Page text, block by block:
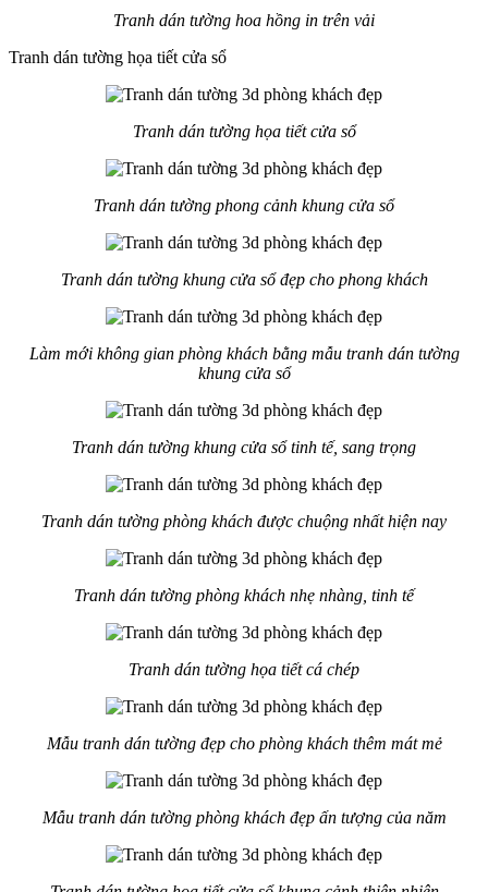
Tranh dán tường hoa hồng in trên vải
Tranh dán tường họa tiết cửa sổ
Tranh dán tường họa tiết cửa sổ
Tranh dán tường phong cảnh khung cửa sổ
Tranh dán tường khung cửa sổ đẹp cho phong khách
Làm mới không gian phòng khách bằng mẫu tranh dán tường
khung cửa sổ
Tranh dán tường khung cửa sổ tinh tế, sang trọng
Tranh dán tường phòng khách được chuộng nhất hiện nay
Tranh dán tường phòng khách nhẹ nhàng, tinh tế
Tranh dán tường họa tiết cá chép
Mẫu tranh dán tường đẹp cho phòng khách thêm mát mẻ
Mẫu tranh dán tường phòng khách đẹp ấn tượng của năm